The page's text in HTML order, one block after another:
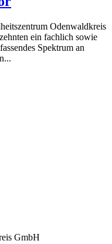
Odenwaldkreis
ein fachlich sowie
Spektrum an
GmbH